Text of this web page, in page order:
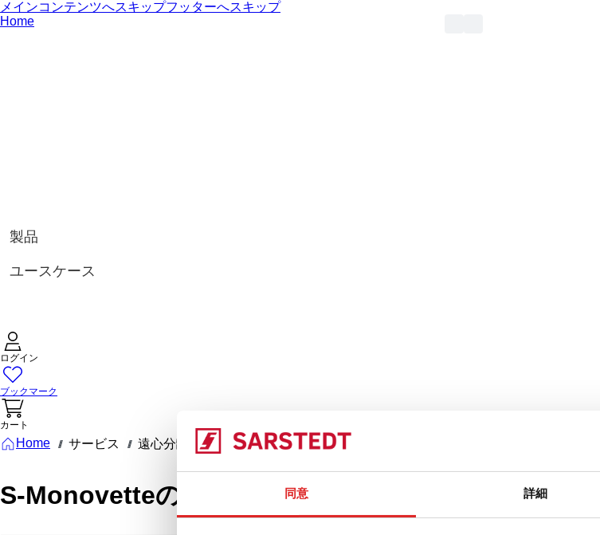
同意 詳細
メインコンテンツへスキップフッターへスキップ
Home
製品
ユースケース
ログイン
ブックマーク
カート
Home /// サービス /// 遠心分離 S-Monovetteの推奨遠心分離条件は？
S-Monovetteの推奨遠心分離条件は？